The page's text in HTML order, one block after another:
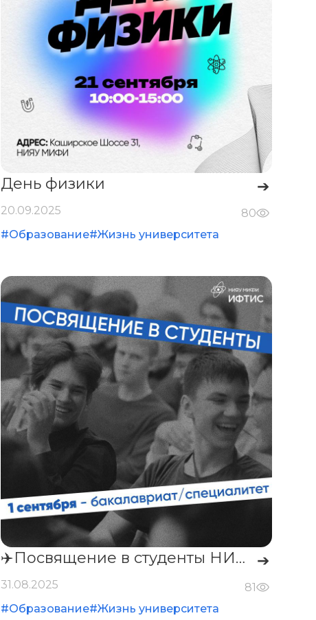
День физики ➔
20.09.2025
80
#Образование#Жизнь университета
✈️Посвящение в студенты НИЯУ МИФИ✈️ ➔
31.08.2025
81
#Образование#Жизнь университета